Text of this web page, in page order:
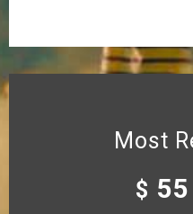
Most
$ 55